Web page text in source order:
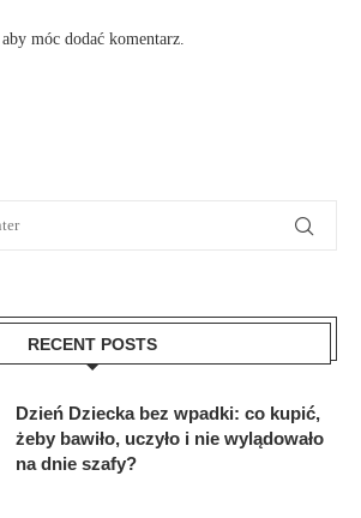
, aby móc dodać komentarz.
RECENT POSTS
Dzień Dziecka bez wpadki: co kupić,
żeby bawiło, uczyło i nie wylądowało
na dnie szafy?